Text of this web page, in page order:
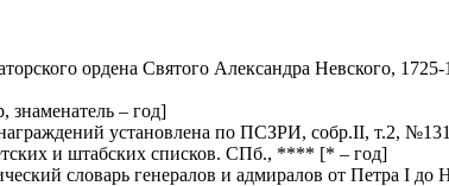
ордена Святого Александра Невского,
знаменатель – год]
установлена по ПСЗРИ, собр.II, т.2,
и штабских списков. СПб., **** [* – год]
словарь генералов и адмиралов от Петра I до